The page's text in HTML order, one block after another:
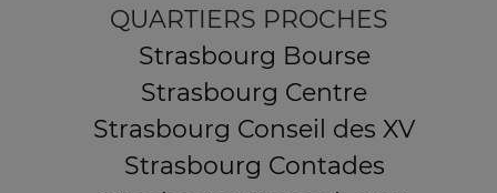
QUARTIERS PROCHES
Strasbourg Bourse
Strasbourg Centre
Strasbourg Conseil des XV
Strasbourg Contades